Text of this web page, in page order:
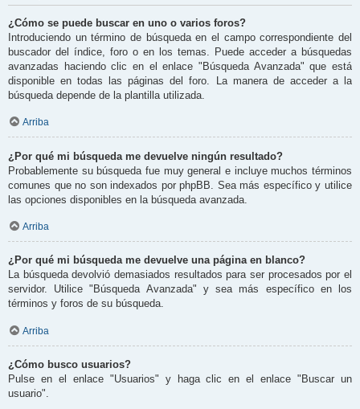
¿Cómo se puede buscar en uno o varios foros?
Introduciendo un término de búsqueda en el campo correspondiente del
buscador del índice, foro o en los temas. Puede acceder a búsquedas
avanzadas haciendo clic en el enlace "Búsqueda Avanzada" que está
disponible en todas las páginas del foro. La manera de acceder a la
búsqueda depende de la plantilla utilizada.
Arriba
¿Por qué mi búsqueda me devuelve ningún resultado?
Probablemente su búsqueda fue muy general e incluye muchos términos
comunes que no son indexados por phpBB. Sea más específico y utilice
las opciones disponibles en la búsqueda avanzada.
Arriba
¿Por qué mi búsqueda me devuelve una página en blanco?
La búsqueda devolvió demasiados resultados para ser procesados por el
servidor. Utilice "Búsqueda Avanzada" y sea más específico en los
términos y foros de su búsqueda.
Arriba
¿Cómo busco usuarios?
Pulse en el enlace "Usuarios" y haga clic en el enlace "Buscar un
usuario".